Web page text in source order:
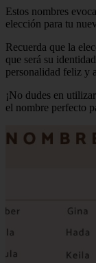
Estos nombres
elección para tu
Recuerda que la
que será su
personalidad feliz y
¡No dudes en
el nombre perfecto